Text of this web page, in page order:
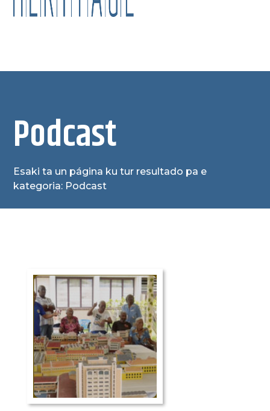
Podcast
Esaki ta un página ku tur resultado pa e
kategoria: Podcast